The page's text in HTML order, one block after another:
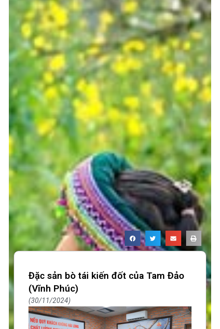
Đặc sản bò tái kiến đốt của Tam Đảo
(Vĩnh Phúc)
30/11/2024